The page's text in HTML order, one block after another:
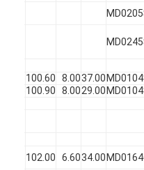
37.00
8.00
100.60
29.00
8.00
100.90
34.00
6.60
102.00